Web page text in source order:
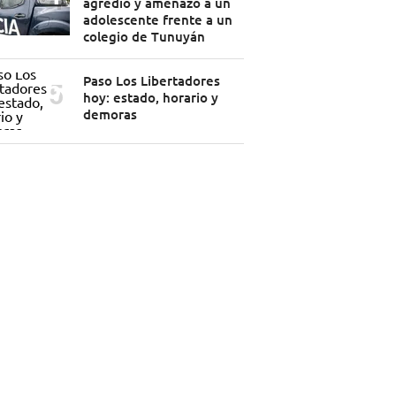
adolescente frente a un
colegio de Tunuyán
Paso Los Libertadores
hoy: estado, horario y
demoras